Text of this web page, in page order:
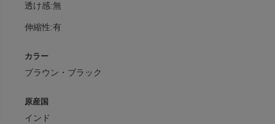
透け感:無
伸縮性:有
カラー
ブラウン・ブラック
原産国
インド